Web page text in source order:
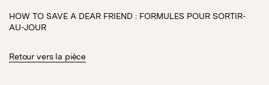
HOW TO SAVE A DEAR FRIEND : FORMULES POUR SORTIR-
AU-JOUR
Retour vers la pièce